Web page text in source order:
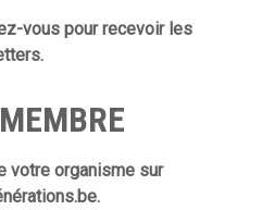
vous pour recevoir les
votre organisme sur